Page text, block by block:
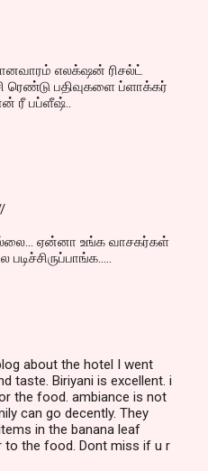
எலக்‌ஷன் ரிசல்ட்
பதிவுகளை ப்ளாக்கர்
ரீ பப்ளீஷ்..
ஏன்னா உங்க வாசகர்கள்
about the hotel I went
taste. Biriyani is excellent. i
the food. ambiance is not
can go decently. They
in the banana leaf
to the food. Dont miss if u r